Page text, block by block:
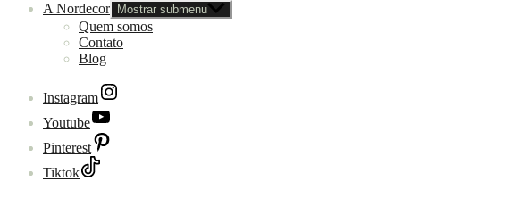
A Nordecor
Mostrar submenu
Quem somos
Contato
Blog
Instagram
Youtube
Pinterest
Tiktok